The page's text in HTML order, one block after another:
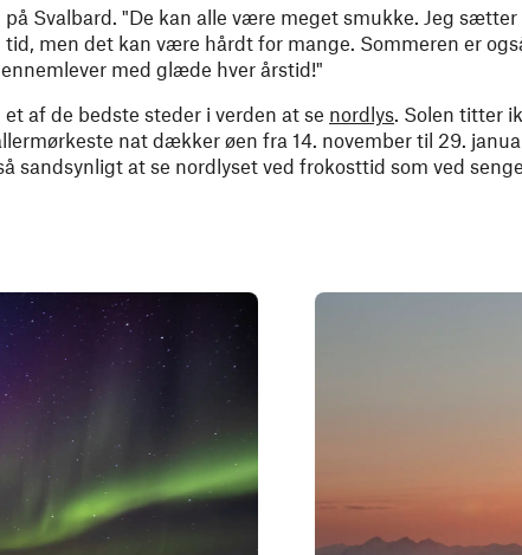
Svalbard. "De kan alle være meget smukke. Jeg sætter
men det kan være hårdt for mange. Sommeren er
med glæde hver årstid!"
af de bedste steder i verden at se nordlys. Solen titter
nat dækker øen fra 14. november til 29.
sandsynligt at se nordlyset ved frokosttid som ved